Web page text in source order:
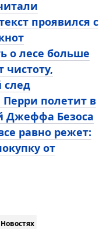
проявился с
о лесе больше
след
полетит в
Джеффа Безоса
равно режет:
от